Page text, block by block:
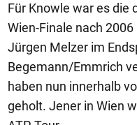
Für Knowle war es die
Wien-Finale nach
Jürgen Melzer im
Begemann/Emmrich
haben nun innerhalb
geholt. Jener in Wien